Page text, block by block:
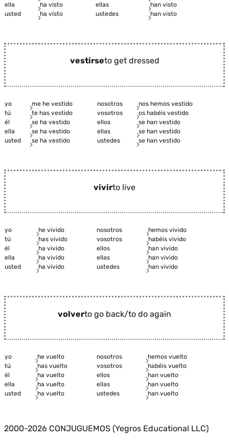
ella
ha visto ellas
han visto
usted
ha visto ustedes han visto
vestirseto get dressed
yo me he vestido nosotros
nos hemos vestido
tú
te has vestido vosotros
os habéis vestido
él
se ha vestido ellos
se han vestido
ella
se ha vestido ellas
se han vestido
usted
se ha vestido ustedes se han vestido
vivirto live
yo he vivido nosotros
hemos vivido
tú
has vivido vosotros
habéis vivido
él
ha vivido ellos
han vivido
ella
ha vivido ellas
han vivido
usted
ha vivido ustedes han vivido
volverto go back/to do again
yo he vuelto nosotros
hemos vuelto
tú
has vuelto vosotros
habéis vuelto
él
ha vuelto ellos
han vuelto
ella
ha vuelto ellas
han vuelto
usted
ha vuelto ustedes han vuelto
2000-2026 CONJUGUEMOS (Yegros Educational LLC)